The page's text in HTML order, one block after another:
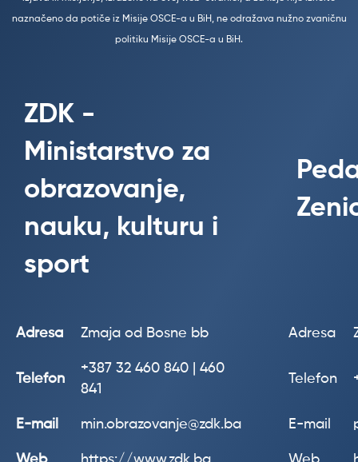
naznačeno da potiče iz Misije OSCE-a u BiH, ne odražava nužno zvaničnu
politiku Misije OSCE-a u BiH.
ZDK -
Ministarstvo za
obrazovanje,
nauku, kulturu i
sport
Adresa Zmaja od Bosne bb Adresa
Telefon
+387 32 460 840 | 460
841
Telefon
E-mail min.obrazovanje@zdk.ba E-mail